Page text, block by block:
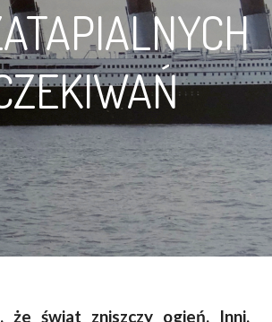
Kontakt
że świat zniszczy ogień. Inni,